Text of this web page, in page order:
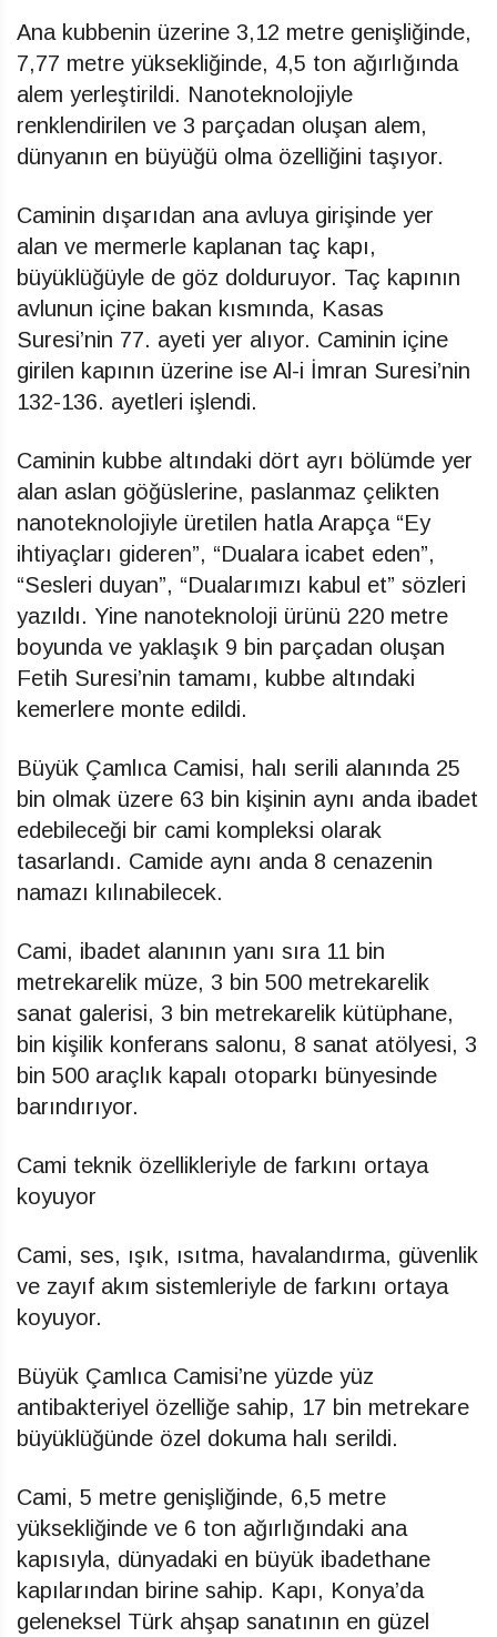
Ana kubbenin üzerine 3,12 metre genişliğinde,
7,77 metre yüksekliğinde, 4,5 ton ağırlığında
alem yerleştirildi. Nanoteknolojiyle
renklendirilen ve 3 parçadan oluşan alem,
dünyanın en büyüğü olma özelliğini taşıyor.
Caminin dışarıdan ana avluya girişinde yer
alan ve mermerle kaplanan taç kapı,
büyüklüğüyle de göz dolduruyor. Taç kapının
avlunun içine bakan kısmında, Kasas
Suresi’nin 77. ayeti yer alıyor. Caminin içine
girilen kapının üzerine ise Al-i İmran Suresi’nin
132-136. ayetleri işlendi.
Caminin kubbe altındaki dört ayrı bölümde yer
alan aslan göğüslerine, paslanmaz çelikten
nanoteknolojiyle üretilen hatla Arapça “Ey
ihtiyaçları gideren”, “Dualara icabet eden”,
“Sesleri duyan”, “Dualarımızı kabul et” sözleri
yazıldı. Yine nanoteknoloji ürünü 220 metre
boyunda ve yaklaşık 9 bin parçadan oluşan
Fetih Suresi’nin tamamı, kubbe altındaki
kemerlere monte edildi.
Büyük Çamlıca Camisi, halı serili alanında 25
bin olmak üzere 63 bin kişinin aynı anda ibadet
edebileceği bir cami kompleksi olarak
tasarlandı. Camide aynı anda 8 cenazenin
namazı kılınabilecek.
Cami, ibadet alanının yanı sıra 11 bin
metrekarelik müze, 3 bin 500 metrekarelik
sanat galerisi, 3 bin metrekarelik kütüphane,
bin kişilik konferans salonu, 8 sanat atölyesi, 3
bin 500 araçlık kapalı otoparkı bünyesinde
barındırıyor.
Cami teknik özellikleriyle de farkını ortaya
koyuyor
Cami, ses, ışık, ısıtma, havalandırma, güvenlik
ve zayıf akım sistemleriyle de farkını ortaya
koyuyor.
Büyük Çamlıca Camisi’ne yüzde yüz
antibakteriyel özelliğe sahip, 17 bin metrekare
büyüklüğünde özel dokuma halı serildi.
Cami, 5 metre genişliğinde, 6,5 metre
yüksekliğinde ve 6 ton ağırlığındaki ana
kapısıyla, dünyadaki en büyük ibadethane
kapılarından birine sahip. Kapı, Konya’da
geleneksel Türk ahşap sanatının en güzel